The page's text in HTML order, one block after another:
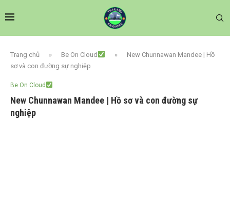
Trang chủ » Be On Cloud »
New Chunnawan Mandee | Hồ
sơ và con đường sự nghiệp
Be On Cloud
New Chunnawan Mandee | Hồ sơ và con đường sự
nghiệp